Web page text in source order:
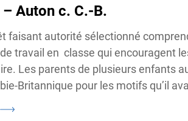
Auton c. C.-B.
faisant autorité sélectionné
travail en classe qui encouragent
Les parents de plusieurs enfants
Britannique pour les motifs qu’il